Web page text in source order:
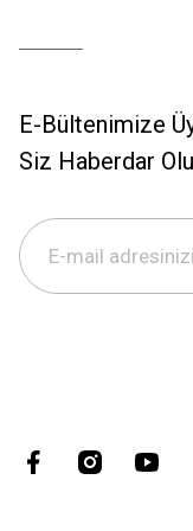
E-Bültenimize
Siz Haberdar